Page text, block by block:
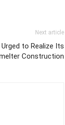
Next article
to Realize Its
Construction